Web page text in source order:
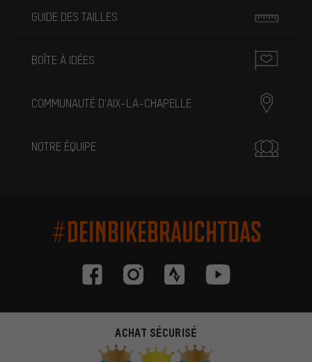
GUIDE DES TAILLES
BOÎTE À IDÉES
COMMUNAUTÉ D'AIX-LA-CHAPELLE
NOTRE ÉQUIPE
#DEINBIKEBRAUCHTDAS
ACHAT SÉCURISÉ